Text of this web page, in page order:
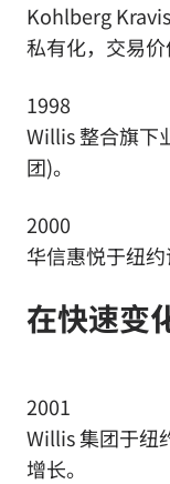
Kohlberg
私有化，交易价
1998
Willis 整合旗下
团)。
2000
华信惠悦于纽约
在快速变
2001
Willis 集团于纽
增长。